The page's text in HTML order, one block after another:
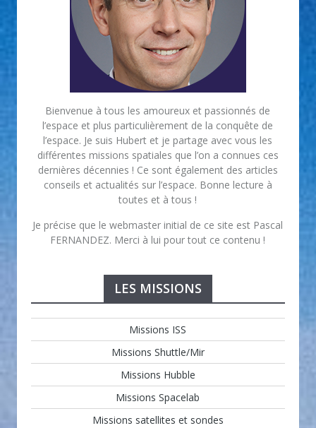
Bienvenue à tous les amoureux et passionnés de
l’espace et plus particulièrement de la conquête de
l’espace. Je suis Hubert et je partage avec vous les
différentes missions spatiales que l’on a connues ces
dernières décennies ! Ce sont également des articles
conseils et actualités sur l’espace. Bonne lecture à
toutes et à tous !
Je précise que le webmaster initial de ce site est Pascal
FERNANDEZ. Merci à lui pour tout ce contenu !
LES MISSIONS
Missions ISS
Missions Shuttle/Mir
Missions Hubble
Missions Spacelab
Missions satellites et sondes